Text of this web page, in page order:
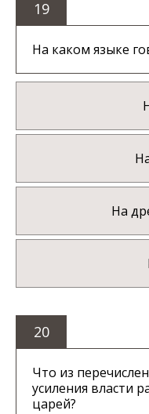
19
На каком языке
На
20
Что из
усиления власти
царей?